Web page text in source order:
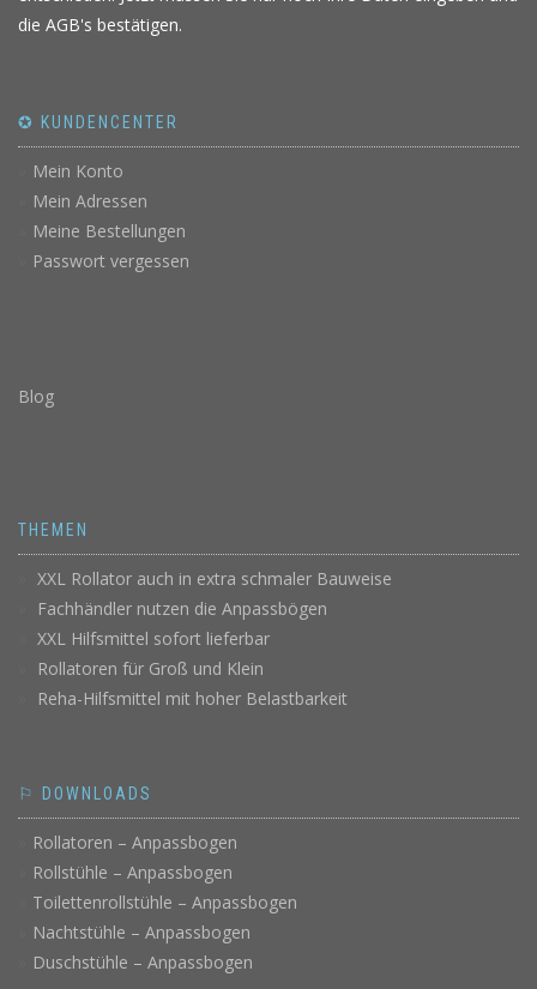
die AGB's bestätigen.
✪ KUNDENCENTER
Mein Konto
Mein Adressen
Meine Bestellungen
Passwort vergessen
Blog
THEMEN
XXL Rollator auch in extra schmaler Bauweise
Fachhändler nutzen die Anpassbögen
XXL Hilfsmittel sofort lieferbar
Rollatoren für Groß und Klein
Reha-Hilfsmittel mit hoher Belastbarkeit
⚐ DOWNLOADS
Rollatoren – Anpassbogen
Rollstühle – Anpassbogen
Toilettenrollstühle – Anpassbogen
Nachtstühle – Anpassbogen
Duschstühle – Anpassbogen